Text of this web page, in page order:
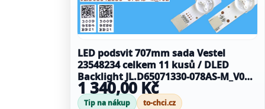
LED podsvit 707mm sada Vestel
23548234 celkem 11 kusů / DLED
Backlight JL.D65071330-078AS-M_V02 +
JL.D65042330-078AS-M_V02/ 30099584
+ 30099586 / 30101332 + 30101333
1 340,00 Kč
Tip na nákup to-chci.cz